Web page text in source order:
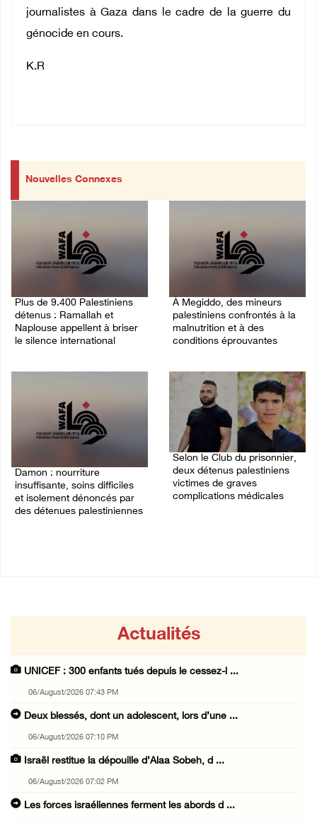
journalistes à Gaza dans le cadre de la guerre du
génocide en cours.
K.R
Nouvelles Connexes
Plus de 9.400 Palestiniens
détenus : Ramallah et
Naplouse appellent à briser
le silence international
À Megiddo, des mineurs
palestiniens confrontés à la
malnutrition et à des
conditions éprouvantes
Damon : nourriture
insuffisante, soins difficiles
et isolement dénoncés par
des détenues palestiniennes
Selon le Club du prisonnier,
deux détenus palestiniens
victimes de graves
complications médicales
Actualités
UNICEF : 300 enfants tués depuis le cessez-l ...
06/August/2026 07:43 PM
Deux blessés, dont un adolescent, lors d’une ...
06/August/2026 07:10 PM
Israël restitue la dépouille d’Alaa Sobeh, d ...
06/August/2026 07:02 PM
Les forces israéliennes ferment les abords d ...